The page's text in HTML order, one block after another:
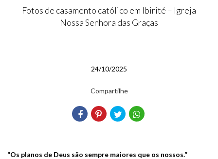
Fotos de casamento católico em Ibirité – Igreja
Nossa Senhora das Graças
24/10/2025
Compartilhe
“Os planos de Deus são sempre maiores que os nossos.”